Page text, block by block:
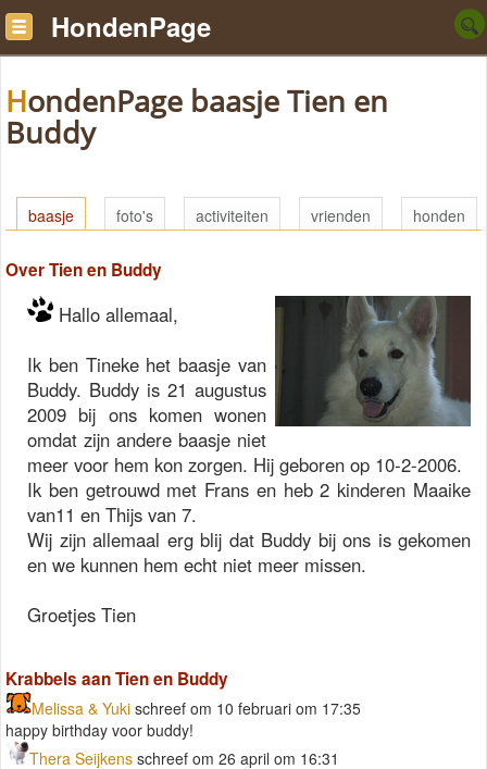
HondenPage
HondenPage baasje Tien en
Buddy
baasje foto's activiteiten vrienden honden
Over Tien en Buddy
Hallo allemaal,
Ik ben Tineke het baasje van
Buddy. Buddy is 21 augustus
2009 bij ons komen wonen
omdat zijn andere baasje niet
meer voor hem kon zorgen. Hij geboren op 10-2-2006.
Ik ben getrouwd met Frans en heb 2 kinderen Maaike
van11 en Thijs van 7.
Wij zijn allemaal erg blij dat Buddy bij ons is gekomen
en we kunnen hem echt niet meer missen.
Groetjes Tien
Krabbels aan Tien en Buddy
Melissa & Yuki schreef om 10 februari om 17:35
happy birthday voor buddy!
Thera Seijkens schreef om 26 april om 16:31